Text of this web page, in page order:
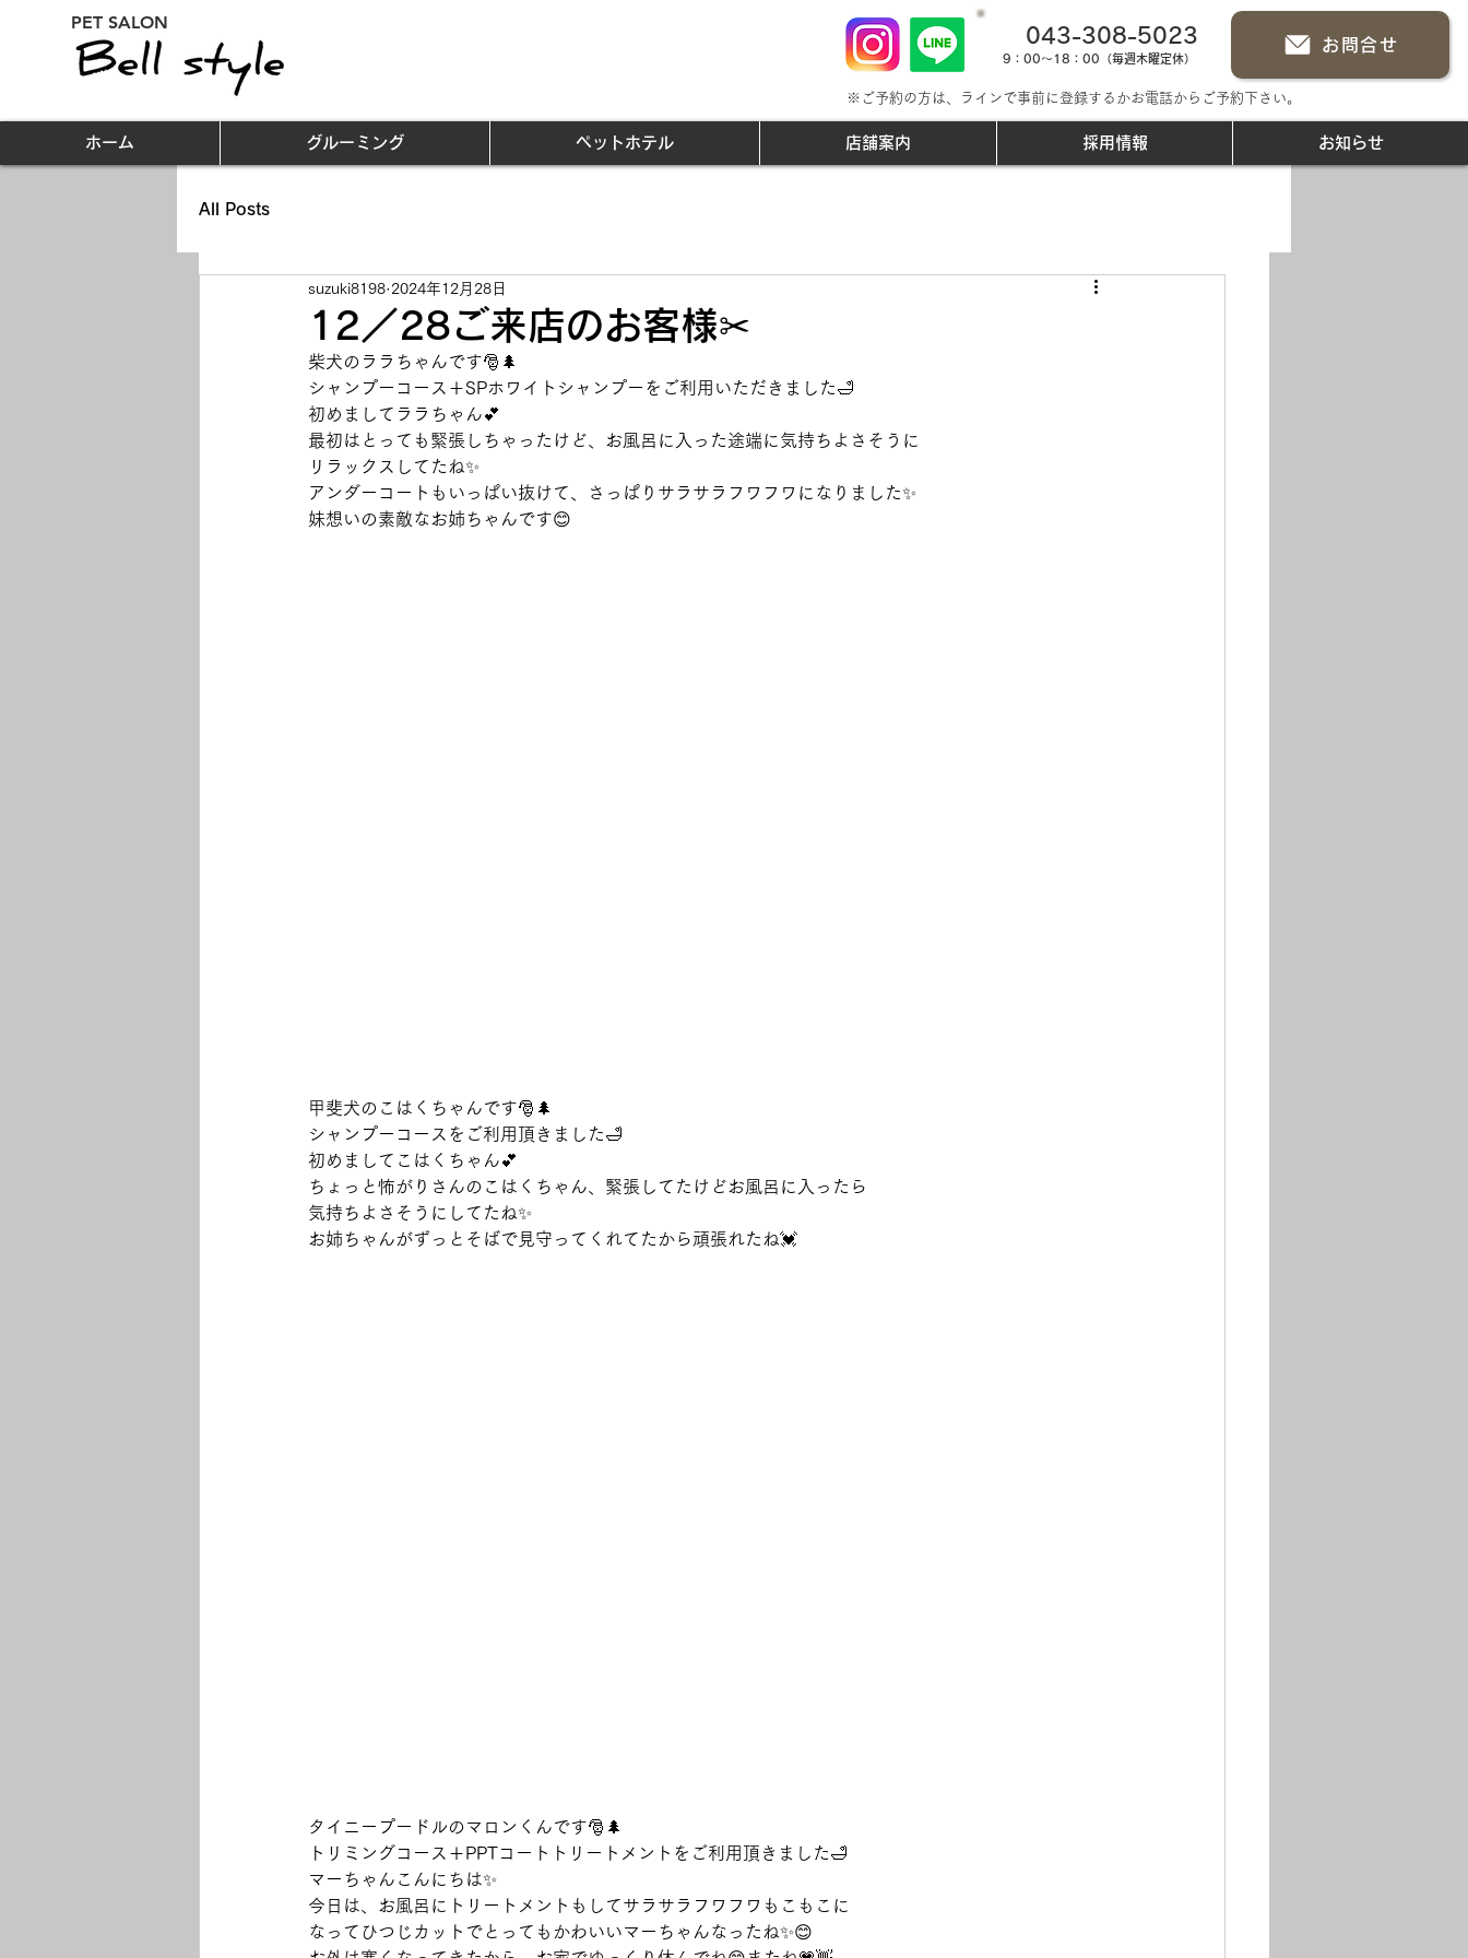
PET SALON
043-308-5023
9：00～18：00（毎週木曜定休）
お問合せ
※ご予約の方は、ラインで事前に登録するかお電話からご予約下さい。
ホーム グルーミング ペットホテル 店舗案内 採用情報 お知らせ
All Posts
12／28ご来店のお客様✂
suzuki8198 2024年12月28日
柴犬のララちゃんです🎅🌲
シャンプーコース＋SPホワイトシャンプーをご利用いただきました🛁
初めましてララちゃん💕
最初はとっても緊張しちゃったけど、お風呂に入った途端に気持ちよさそうに
リラックスしてたね✨
アンダーコートもいっぱい抜けて、さっぱりサラサラフワフワになりました✨
妹想いの素敵なお姉ちゃんです😊
甲斐犬のこはくちゃんです🎅🌲
シャンプーコースをご利用頂きました🛁
初めましてこはくちゃん💕
ちょっと怖がりさんのこはくちゃん、緊張してたけどお風呂に入ったら
気持ちよさそうにしてたね✨
お姉ちゃんがずっとそばで見守ってくれてたから頑張れたね💓
タイニープードルのマロンくんです🎅🌲
トリミングコース＋PPTコートトリートメントをご利用頂きました🛁
マーちゃんこんにちは✨
今日は、お風呂にトリートメントもしてサラサラフワフワもこもこに
なってひつじカットでとってもかわいいマーちゃんなったね✨😊